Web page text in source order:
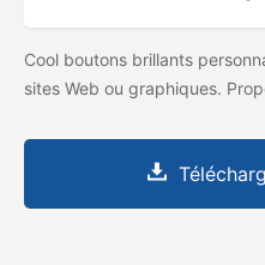
Cool boutons brillants
sites Web ou graphiques.